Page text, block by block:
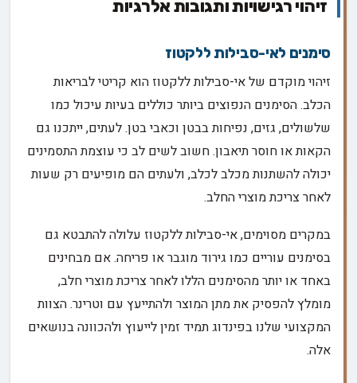
זיהוי רגישויות ותגובות אלרגיות
סימנים לאי-סבילות ללקטוז
זיהוי מוקדם של אי-סבילות ללקטוז הוא קריטי לבריאות
הכלב. הסימנים הנפוצים ביותר כוללים בעיות עיכול כמו
שלשולים, גזים, נפיחות בבטן וכאבי בטן. לעתים, ייתכנו גם
הקאות או חוסר תיאבון. חשוב לשים לב כי עוצמת התסמינים
יכולה להשתנות מכלב לכלב, ולעתים הם מופיעים רק שעות
לאחר צריכת מוצרי החלב.
במקרים מסוימים, אי-סבילות ללקטוז עלולה להתבטא גם
בסימנים עוריים כמו גירוד מוגבר או פריחה. אם מבחינים
באחד או יותר מהסימנים הללו לאחר צריכת מוצרי חלב,
מומלץ להפסיק את מתן המוצר ולהתייעץ עם וטרינר. הצוות
המקצועי שלנו בפינדוג תמיד זמין לייעוץ ולהכוונה בנושאים
אלה.